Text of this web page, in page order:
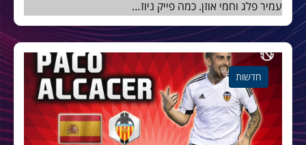
עמיר פלג וחמי אוזן. כמה פייק ניוז…
חדשות